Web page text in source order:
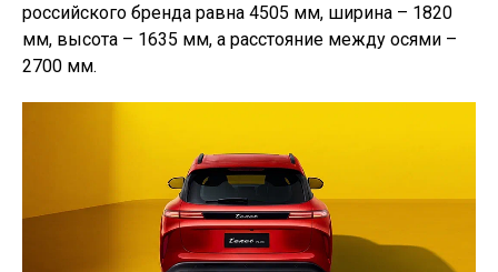
российского бренда равна 4505 мм, ширина – 1820
мм, высота – 1635 мм, а расстояние между осями –
2700 мм.